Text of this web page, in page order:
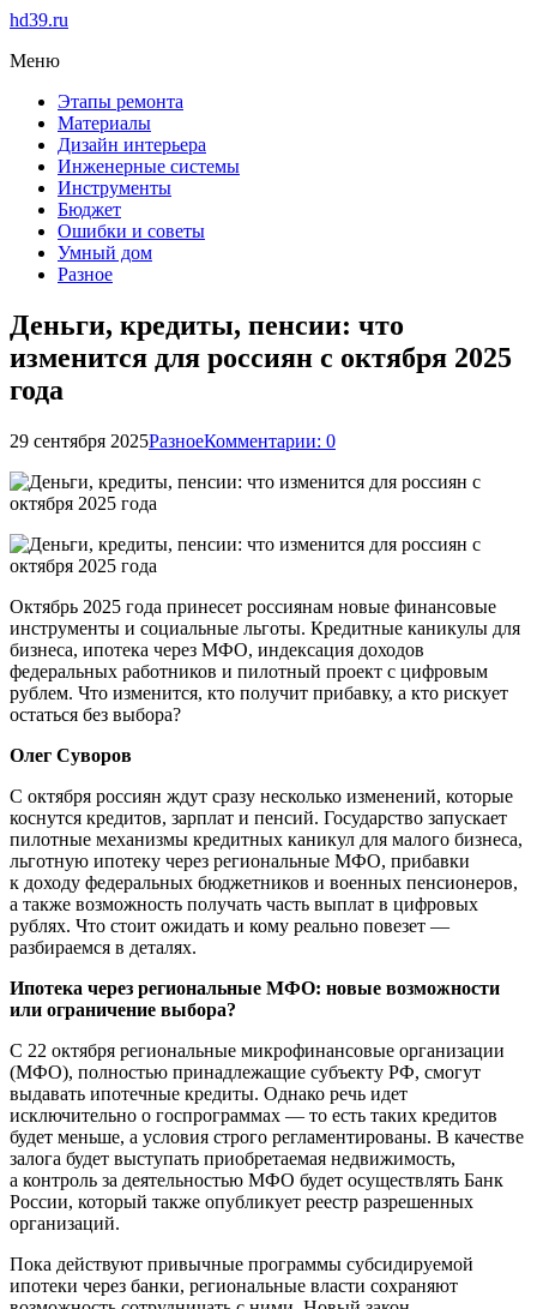
hd39.ru
Меню
Этапы ремонта
Материалы
Дизайн интерьера
Инженерные системы
Инструменты
Бюджет
Ошибки и советы
Умный дом
Разное
Деньги, кредиты, пенсии: что
изменится для россиян с октября 2025
года
29 сентября 2025РазноеКомментарии: 0
Октябрь 2025 года принесет россиянам новые финансовые
инструменты и социальные льготы. Кредитные каникулы для
бизнеса, ипотека через МФО, индексация доходов
федеральных работников и пилотный проект с цифровым
рублем. Что изменится, кто получит прибавку, а кто рискует
остаться без выбора?
Олег Суворов
С октября россиян ждут сразу несколько изменений, которые
коснутся кредитов, зарплат и пенсий. Государство запускает
пилотные механизмы кредитных каникул для малого бизнеса,
льготную ипотеку через региональные МФО, прибавки
к доходу федеральных бюджетников и военных пенсионеров,
а также возможность получать часть выплат в цифровых
рублях. Что стоит ожидать и кому реально повезет —
разбираемся в деталях.
Ипотека через региональные МФО: новые возможности
или ограничение выбора?
С 22 октября региональные микрофинансовые организации
(МФО), полностью принадлежащие субъекту РФ, смогут
выдавать ипотечные кредиты. Однако речь идет
исключительно о госпрограммах — то есть таких кредитов
будет меньше, а условия строго регламентированы. В качестве
залога будет выступать приобретаемая недвижимость,
а контроль за деятельностью МФО будет осуществлять Банк
России, который также опубликует реестр разрешенных
организаций.
Пока действуют привычные программы субсидируемой
ипотеки через банки, региональные власти сохраняют